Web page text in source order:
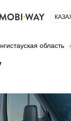
область